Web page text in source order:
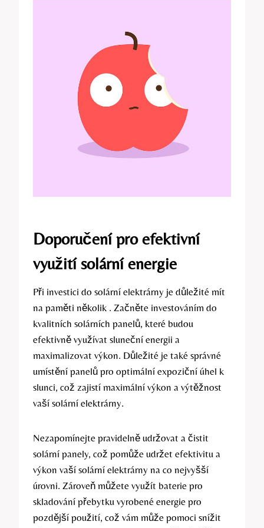
Doporučení pro efektivní
využití solární energie
Při investici do solární elektrárny je důležité mít
na paměti několik . Začněte investováním do
kvalitních solárních panelů, které budou
efektivně využívat sluneční energii a
maximalizovat výkon. Důležité je také správné
umístění panelů pro optimální expoziční úhel k
slunci, což zajistí maximální výkon a výtěžnost
vaší solární elektrárny.
Nezapomínejte pravidelně udržovat a čistit
solární panely, což pomůže udržet efektivitu a
výkon vaší solární elektrárny na co nejvyšší
úrovni. Zároveň můžete využít baterie pro
skladování přebytku vyrobené energie pro
pozdější použití, což vám může pomoci snížit